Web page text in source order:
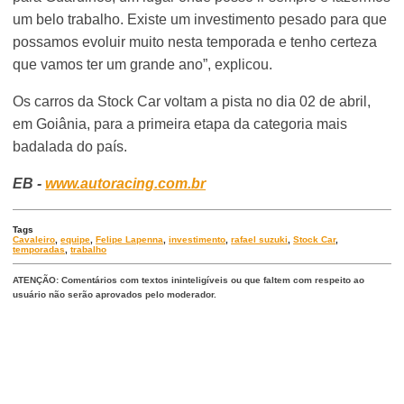
um belo trabalho. Existe um investimento pesado para que
possamos evoluir muito nesta temporada e tenho certeza
que vamos ter um grande ano”, explicou.
Os carros da Stock Car voltam a pista no dia 02 de abril,
em Goiânia, para a primeira etapa da categoria mais
badalada do país.
EB -www.autoracing.com.br
Tags
Cavaleiro,equipe, Felipe Lapenna,investimento,rafael suzuki,Stock Car,
temporadas,trabalho
ATENÇÃO: Comentários com textos ininteligíveis ou que faltem com respeito ao
usuário não serão aprovados pelo moderador.